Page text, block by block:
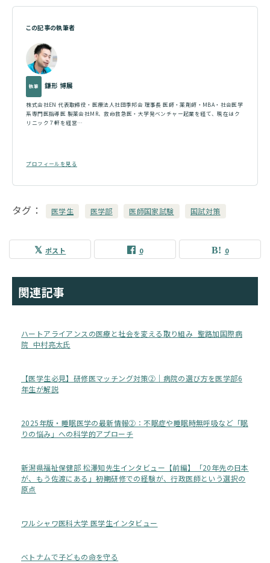
この記事の執筆者
執筆 鎌形 博展
株式会社EN 代表取締役・医療法人社団季邦会 理事長 医師・薬剤師・MBA・社会医学
系専門医指導医 製薬会社MR、救命救急医・大学発ベンチャー起業を経て、現在はク
リニック７軒を経営…
プロフィールを見る
タグ 医学生 医学部 医師国家試験 国試対策
ポスト 0 0
関連記事
ハートアライアンスの医療と社会を変える取り組み_聖路加国際病
院_中村亮太氏
【医学生必見】研修医マッチング対策②｜病院の選び方を医学部6
年生が解説
2025年版・睡眠医学の最新情報②：不眠症や睡眠時無呼吸など「眠
りの悩み」への科学的アプローチ
新潟県福祉保健部 松澤知先生インタビュー【前編】「20年先の日本
が、もう佐渡にある」――初期研修での経験が、行政医師という選択の
原点
ワルシャワ医科大学 医学生インタビュー
ベトナムで子どもの命を守る